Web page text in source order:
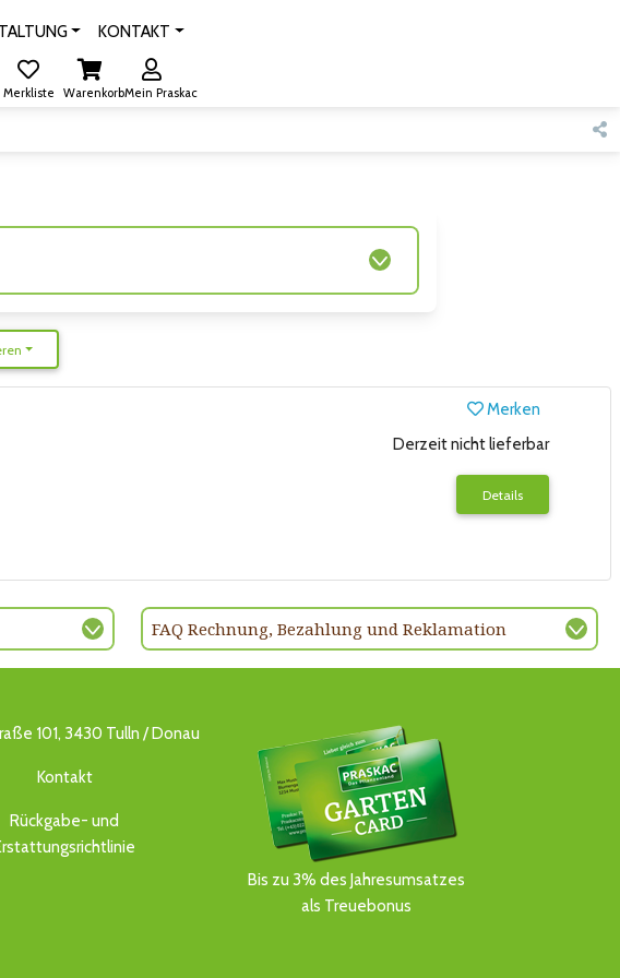
KONTAKT
Merkliste WarenkorbMein Praskac
Merken
Derzeit nicht lieferbar
Details
FAQ Rechnung, Bezahlung und Reklamation
101, 3430 Tulln / Donau
Kontakt
Rückgabe- und
Bis zu 3% des Jahresumsatzes
als Treuebonus